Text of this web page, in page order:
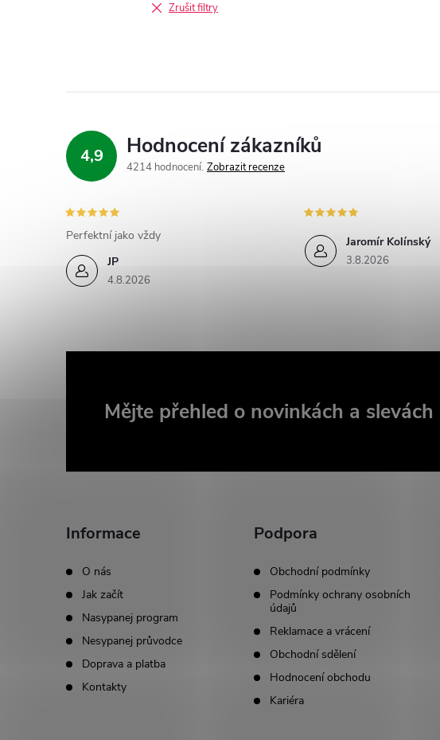
Zrušit filtry
i
s
u
4,9 Hodnocení zákazníků
4214 hodnocení Zobrazit recenze
JP
4.8.2026
Perfektní jako vždy Jaromír Kolínský
3.8.2026
Mějte přehled o novinkách a slevách
Informace
O nás
Jak začít
Nasypanej program
Nesypanej průvodce
Doprava a platba
Kontakty
Podpora
Obchodní podmínky
Podmínky ochrany osobních
údajů
Reklamace a vrácení
Obchodní sdělení
Hodnocení obchodu
Kariéra